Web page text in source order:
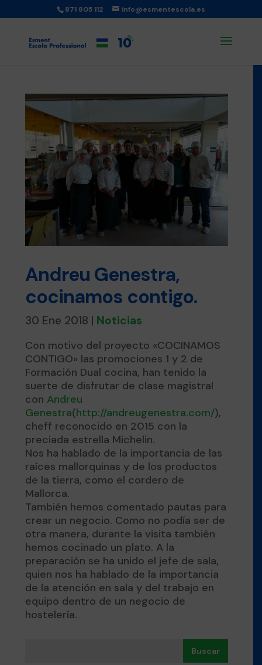
871 805 112 info@esmentescola.es
Andreu Genestra,
cocinamos contigo.
30 Ene 2018 | Noticias
Con motivo del proyecto «COCINAMOS
CONTIGO» las promociones 1 y 2 de
Formación Dual cocina, han tenido la
suerte de disfrutar de clase magistral
con Andreu
Genestra(http://andreugenestra.com/),
cheff reconocido en 2015 con la
preciada estrella Michelin.
Nos ha hablado de la importancia de las
raíces mallorquinas y de los productos
de la tierra, como el cordero de
Mallorca.
También hemos comentado pautas para
crear un negocio. Como no podía ser de
otra manera, durante la visita también
hemos cocinado un plato. A la
preparación se ha unido el jefe de sala,
quien nos ha hablado de la importancia
de la atención en sala y del trabajo en
equipo dentro de un negocio de
hostelería.
Buscar